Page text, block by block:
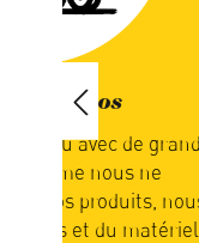
Chez nous,
quand
Vous
soient